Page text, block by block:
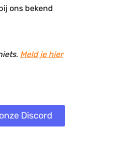
ons bekend
Meld je hier
Discord